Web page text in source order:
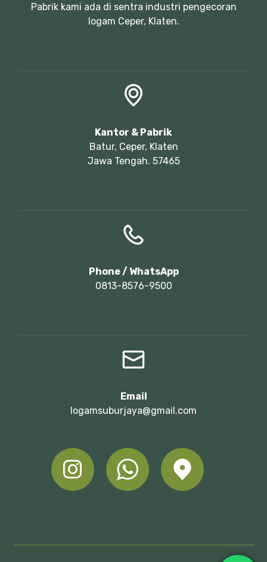
Pabrik kami ada di sentra industri pengecoran
logam Ceper, Klaten.
Kantor & Pabrik
Batur, Ceper, Klaten
Jawa Tengah. 57465
Phone / WhatsApp
0813-8576-9500
Email
logamsuburjaya@gmail.com